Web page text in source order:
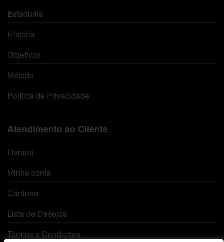
Estaduais
História
Objetivos
Método
Política de Privacidade
Atendimento ao Cliente
Livraria
Minha conta
Carrinho
Lista de Desejos
Termos e Condições